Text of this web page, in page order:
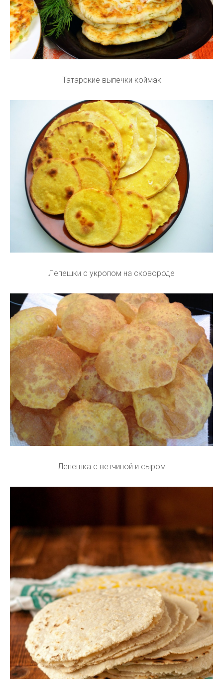
Татарские выпечки коймак
Лепешки с укропом на сковороде
Лепешка с ветчиной и сыром